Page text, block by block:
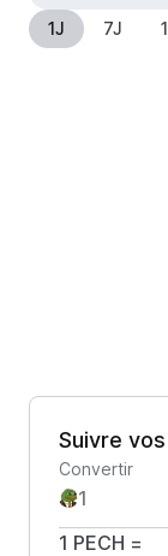
1J 7J
Suivre vos
Convertir
1 PECH =